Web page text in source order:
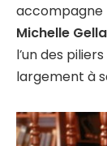
accompagne
Michelle
l’un des
largement à